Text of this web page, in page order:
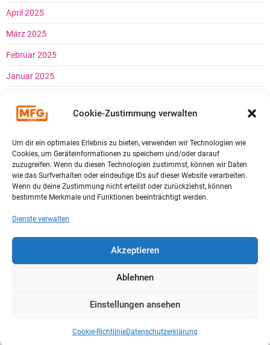
Cookie-Zustimmung verwalten
Um dir ein optimales Erlebnis zu bieten, verwenden wir Technologien wie
Cookies, um Geräteinformationen zu speichern und/oder darauf
zuzugreifen. Wenn du diesen Technologien zustimmst, können wir Daten
wie das Surfverhalten oder eindeutige IDs auf dieser Website verarbeiten.
Wenn du deine Zustimmung nicht erteilst oder zurückziehst, können
bestimmte Merkmale und Funktionen beeinträchtigt werden.
Dienste verwalten
Akzeptieren
Ablehnen
Einstellungen ansehen
Cookie-RichtlinieDatenschutzerklärung
April 2025
März 2025
Februar 2025
Januar 2025
November 2024
Oktober 2024
September 2024
August 2024
Juli 2024
Juni 2024
April 2024